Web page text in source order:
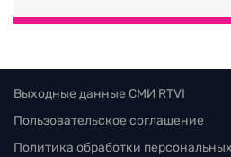
Выходные данные СМИ RTVI
Пользовательское соглашение
Политика обработки